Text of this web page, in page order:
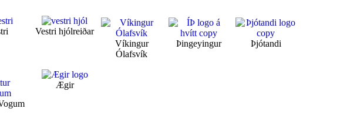
Vestri hjólreiðar
Víkingur
Ólafsvík
Þingeyingur Þjótandi
Ægir